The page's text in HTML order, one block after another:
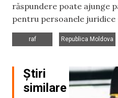
răspundere poate ajunge
pentru persoanele juridice
raf
Republica Moldova
Știri
similare